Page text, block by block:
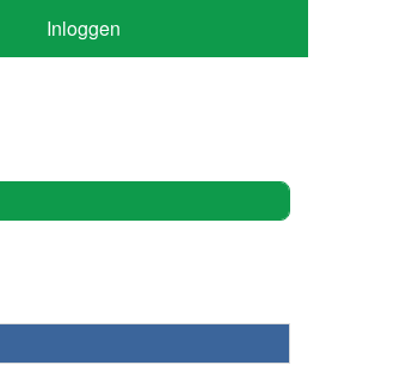
Inloggen